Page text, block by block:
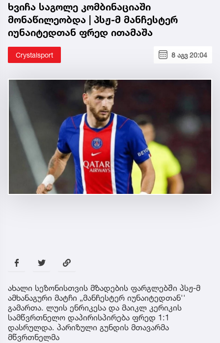
ხვიჩა საგოლე კომბინაციაში
მონაწილეობდა | პსჟ-მ მანჩესტერ
იუნაიტედთან ფრედ ითამაშა
Crystalsport 8 აგვ 20:04
ახალი სეზონისთვის მზადების ფარგლებში პსჟ-მ
ამხანაგური მატჩი „მანჩესტერ იუნაიტედთან''
გამართა. ლუის ენრიკესა და მაიკლ კერიკის
სამწვრთნელო დაპირისპირება ფრედ 1:1
დასრულდა. პარიზული გუნდის მთავარმა
მწვრთნელმა